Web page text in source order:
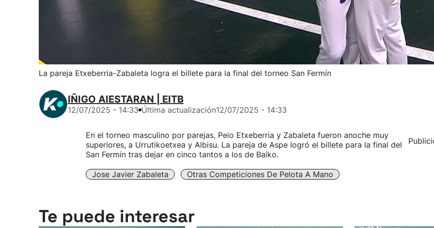
La pareja Etxeberria-Zabaleta logra el billete para la final del torneo San Fermín
IÑIGO AIESTARAN | EITB
12/07/2025 - 14:33 Última actualización12/07/2025 - 14:33
En el torneo masculino por parejas, Peio Etxeberria y Zabaleta fueron anoche muy
superiores, a Urrutikoetxea y Albisu. La pareja de Aspe logró el billete para la final del
San Fermín tras dejar en cinco tantos a los de Baiko.
Jose Javier Zabaleta Otras Competiciones De Pelota A Mano
Te puede interesar